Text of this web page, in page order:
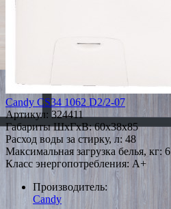
Candy CS34 1062 D2/2-07
Артикул: 324411
Габариты ШxГxВ: 60x38x85
Расход воды за стирку, л: 48
Максимальная загрузка белья, кг: 6
Класс энергопотребления: A+
Производитель:
Candy